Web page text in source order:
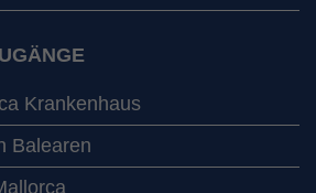
Krankenhaus
Balearen